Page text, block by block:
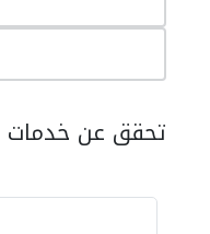
تحقق عن خدمات